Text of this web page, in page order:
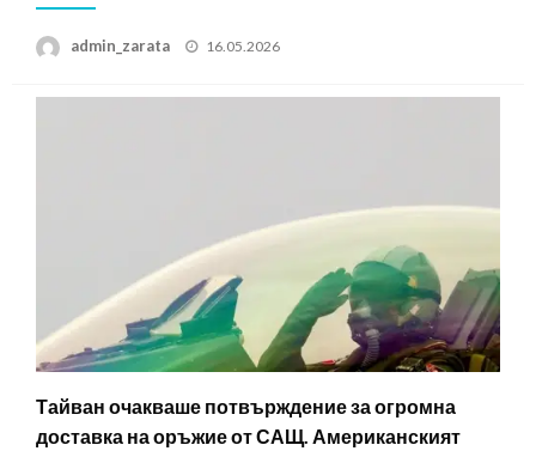
admin_zarata
Posted
16.05.2026
Тайван очакваше потвърждение за огромна
доставка на оръжие от САЩ. Американският